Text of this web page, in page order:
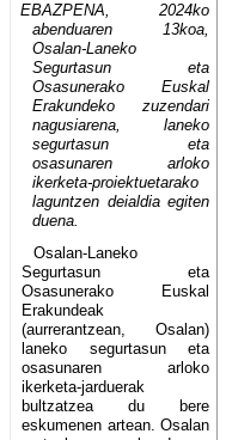
EBAZPENA, 2024ko
abenduaren 13koa,
Osalan-Laneko
Segurtasun eta
Osasunerako Euskal
Erakundeko zuzendari
nagusiarena, laneko
segurtasun eta
osasunaren arloko
ikerketa-proiektuetarako
laguntzen deialdia egiten
duena.
Osalan-Laneko
Segurtasun eta
Osasunerako Euskal
Erakundeak
(aurrerantzean, Osalan)
laneko segurtasun eta
osasunaren arloko
ikerketa-jarduerak
bultzatzea du bere
eskumenen artean. Osalan